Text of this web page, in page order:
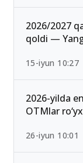
2026/2027
qoldi —
15-iyun 10:27
2026-yilda
OTMlar
26-iyun 10:01